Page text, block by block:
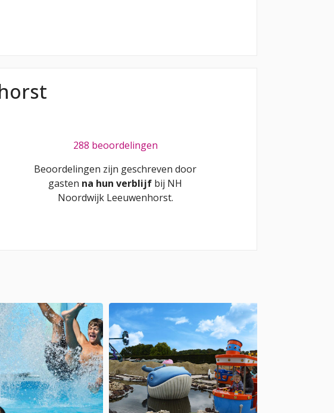
288 beoordelingen
Beoordelingen zijn geschreven door
gasten na hun verblijf bij NH
Noordwijk Leeuwenhorst.